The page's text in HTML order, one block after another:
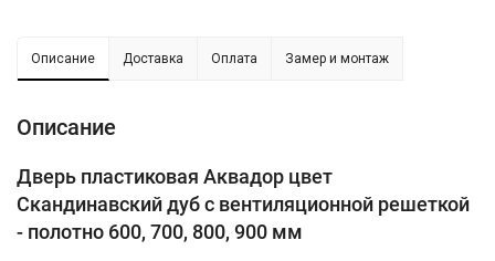
Описание Доставка Оплата Замер и монтаж
Описание
Дверь пластиковая Аквадор цвет
Скандинавский дуб с вентиляционной решеткой
- полотно 600, 700, 800, 900 мм